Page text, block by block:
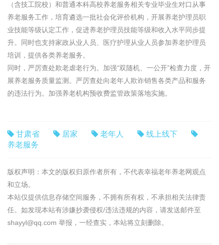
（含技工院校）和普通本科高校养老服务相关专业毕业生对口从事
养老服务工作，培育遴选一批社会化评价机构，开展养老护理员职
业技能等级认定工作，促进养老护理员技能等级和收入水平同步提
升。同时也支持家政从业人员、医疗护理从业人员参加养老护理员
培训，提供各类养老服务。
同时，严厉查处欺老虐老行为。加强“双随机、一公开”检查力度，开
展养老服务质量监测。严厉查处向老年人欺诈销售各类产品和服务
的违法行为。加强养老机构预收费监管政策落地实施。
甘肃省 居家 老年人
线上线下
养老服务
版权声明：本文的版权归原作者所有，不代表幸福老年养老网观点
和立场。
本站仅提供信息存储空间服务，不拥有所有权，不承担相关法律责
任。如发现本站有涉嫌抄袭侵权/违法违规的内容，请发送邮件至
shayyl@qq.com 举报，一经查实，本站将立刻删除。